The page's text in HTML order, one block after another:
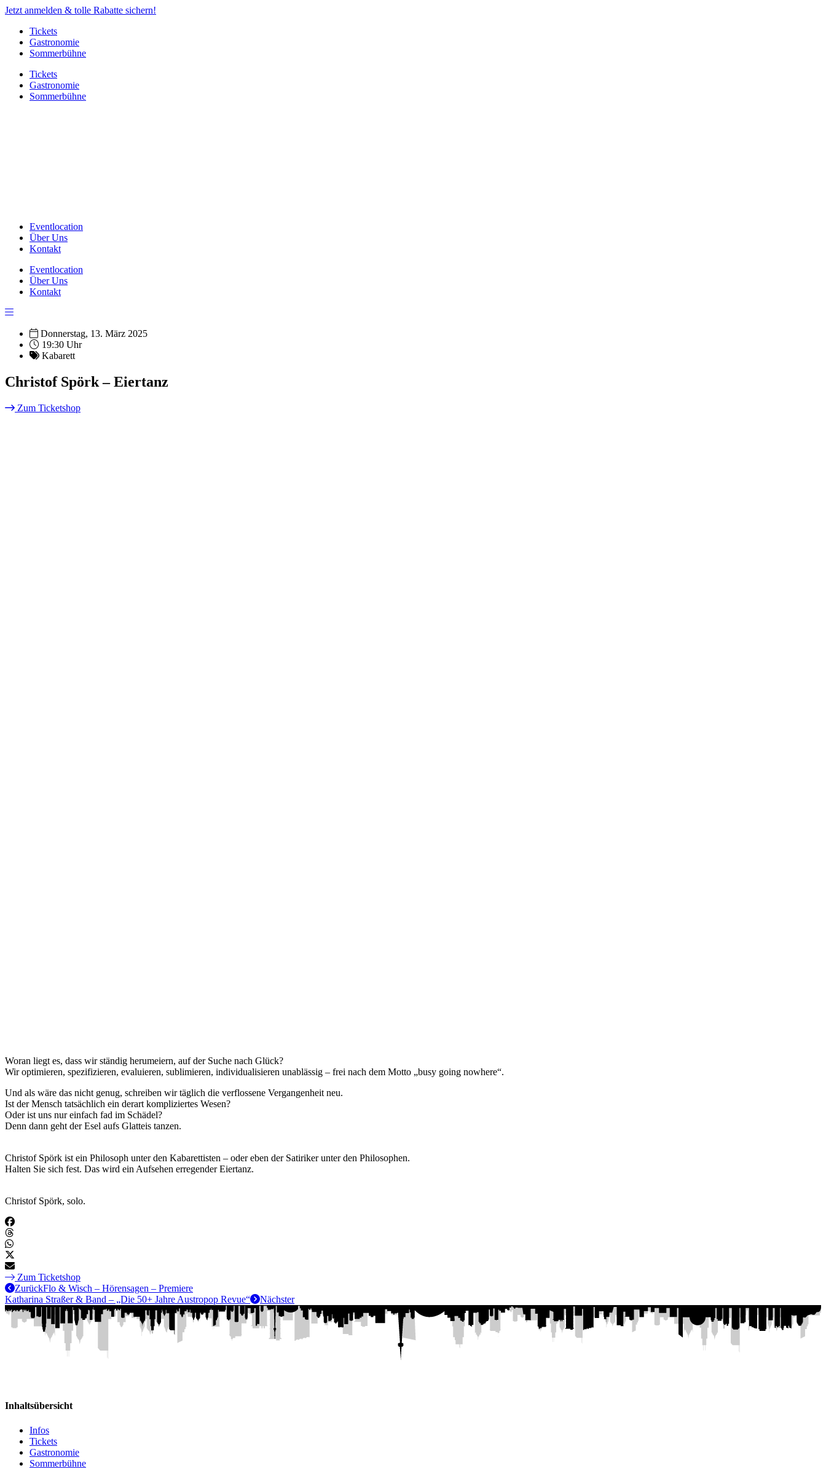
Jetzt anmelden & tolle Rabatte sichern!
Tickets
Gastronomie
Sommerbühne
Tickets
Gastronomie
Sommerbühne
Eventlocation
Über Uns
Kontakt
Eventlocation
Über Uns
Kontakt
Donnerstag, 13. März 2025
19:30 Uhr
Kabarett
Christof Spörk – Eiertanz
Zum Ticketshop
Woran liegt es, dass wir ständig herumeiern, auf der Suche nach Glück?
Wir optimieren, spezifizieren, evaluieren, sublimieren, individualisieren unablässig – frei nach dem Motto „busy going nowhere“.
Und als wäre das nicht genug, schreiben wir täglich die verflossene Vergangenheit neu.
Ist der Mensch tatsächlich ein derart kompliziertes Wesen?
Oder ist uns nur einfach fad im Schädel?
Denn dann geht der Esel aufs Glatteis tanzen.
Christof Spörk ist ein Philosoph unter den Kabarettisten – oder eben der Satiriker unter den Philosophen.
Halten Sie sich fest. Das wird ein Aufsehen erregender Eiertanz.
Christof Spörk, solo.
Zum Ticketshop
ZurückFlo & Wisch – Hörensagen – Premiere
Katharina Straßer & Band – „Die 50+ Jahre Austropop Revue“
Nächster
Inhaltsübersicht
Infos
Tickets
Gastronomie
Sommerbühne